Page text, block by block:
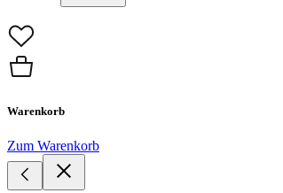
Warenkorb
Zum Warenkorb